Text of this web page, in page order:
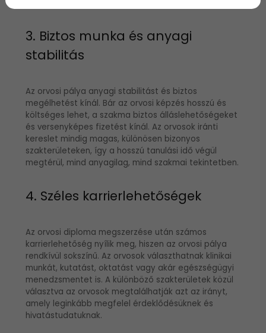
3. Biztos munka és anyagi
stabilitás
Az orvosi pálya anyagi stabilitást és biztos
megélhetést kínál. Bár az orvosi képzés hosszú és
költséges lehet, a szakma biztos álláslehetőségeket
és versenyképes fizetést kínál. Az orvosok iránti
kereslet mindig magas, különösen bizonyos
szakterületeken, így a hosszú tanulási idő végül
megtérül, mind anyagilag, mind szakmai tekintetben.
4. Széles karrierlehetőségek
Az orvosi diploma megszerzése után számos
karrierlehetőség nyílik meg, hiszen az orvosi pálya
rendkívül sokszínű. Az orvosok választhatnak klinikai
munkát, kutatást, oktatást vagy akár egészségügyi
menedzsmentet is. A különböző szakterületek közül
választva az orvosok megtalálhatják azt az irányt,
amely leginkább megfelel érdeklődésüknek és
hivatástudatuknak.